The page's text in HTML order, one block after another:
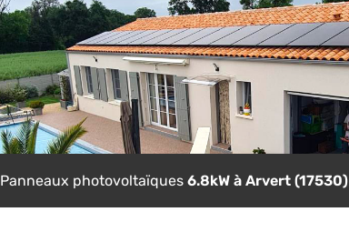
Panneaux photovoltaïques 6.8kW à Arvert (17530)